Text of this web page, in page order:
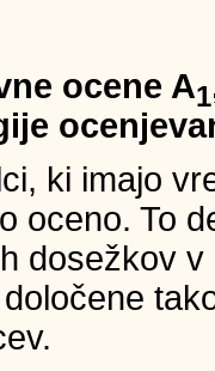
ocene A1
ki imajo
oceno. To
dosežkov